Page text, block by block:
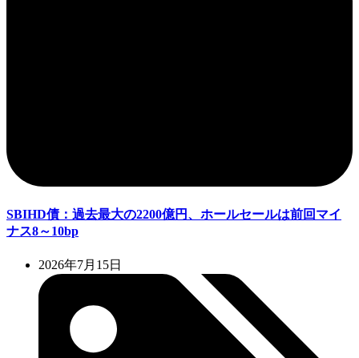
SBIHD債：過去最大の2200億円、ホールセールは前回マイ
ナス8～10bp
2026年7月15日